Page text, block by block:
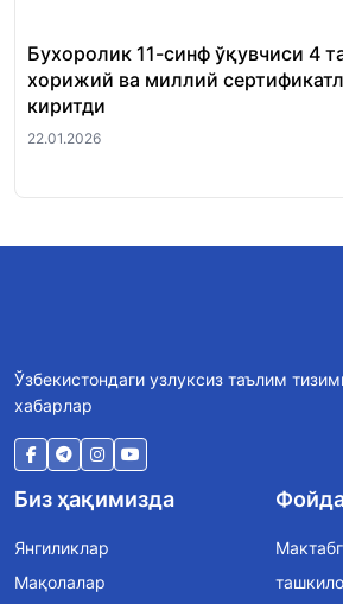
Бухоролик 11-синф ўқувчиси 4
хорижий ва миллий
киритди
22.01.2026
Ўзбекистондаги узлуксиз таълим
хабарлар
Биз ҳақимизда
Янгиликлар
Мақолалар